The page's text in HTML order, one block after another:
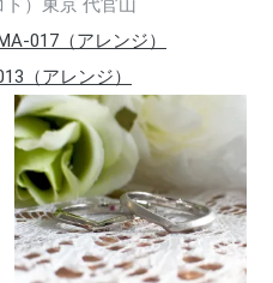
017（アレンジ）
（アレンジ）